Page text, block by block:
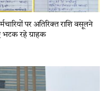
पर अतिरिक्त राशि वसूलने
रहे ग्राहक